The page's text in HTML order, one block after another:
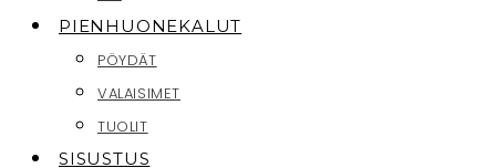
PIENHUONEKALUT
PÖYDÄT
VALAISIMET
TUOLIT
SISUSTUS